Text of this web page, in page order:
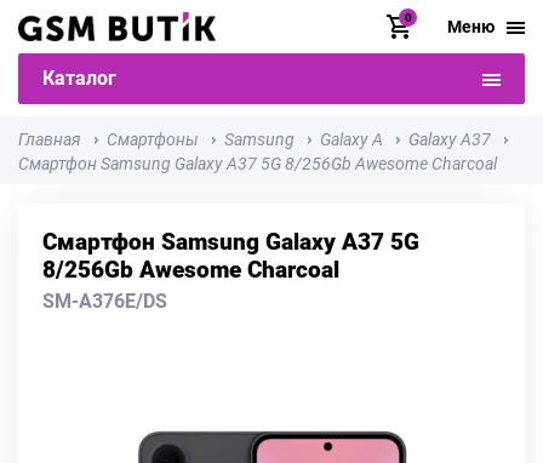
0 Меню
Каталог
Главная Смартфоны Samsung Galaxy A
Galaxy A37
Смартфон Samsung Galaxy A37 5G 8/256Gb Awesome Charcoal
Смартфон Samsung Galaxy A37 5G
8/256Gb Awesome Charcoal
SM-A376E/DS